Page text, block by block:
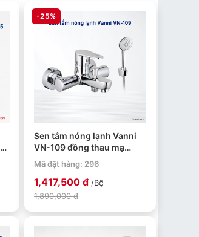
-25%
Sen tắm nóng lạnh Vanni
VN-109 đồng thau mạ
crome
Mã đặt hàng: 296
1,417,500 đ/Bộ
1,890,000 đ